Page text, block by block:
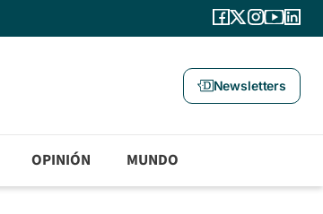
Newsletters
OPINIÓN MUNDO